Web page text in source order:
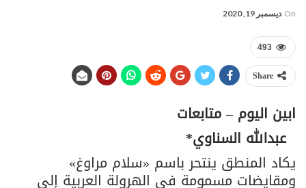
On ديسمبر 19, 2020
493
Share
ابين اليوم – متابعات
عبدالله السناوي*
يكاد المنطق ينتحر باسم «سلام مراوغ»
ومقايضات مسمومة في الهرولة العربية إلى